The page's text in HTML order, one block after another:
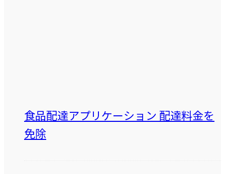
食品配達アプリケーション 配達料金を
免除